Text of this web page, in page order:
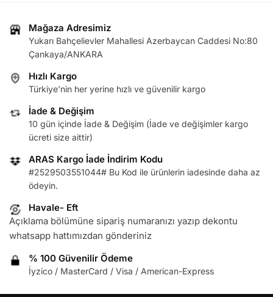
Mağaza Adresimiz
Yukarı Bahçelievler Mahallesi Azerbaycan Caddesi No:80
Çankaya/ANKARA
Hızlı Kargo
Türkiye'nin her yerine hızlı ve güvenilir kargo
İade & Değişim
10 gün içinde İade & Değişim (İade ve değişimler kargo
ücreti size aittir)
ARAS Kargo İade İndirim Kodu
#2529503551044# Bu Kod ile ürünlerin iadesinde daha az
ödeyin.
Havale- Eft
Açıklama bölümüne sipariş numaranızı yazıp dekontu
whatsapp hattımızdan gönderiniz
% 100 Güvenilir Ödeme
İyzico / MasterCard / Visa / American-Express